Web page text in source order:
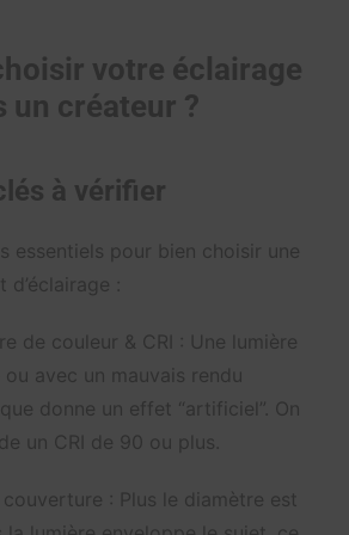
votre éclairage
un créateur ?
à vérifier
essentiels pour bien choisir une
d’éclairage :
de couleur & CRI : Une lumière
avec un mauvais rendu
donne un effet “artificiel”. On
un CRI de 90 ou plus.
couverture : Plus le diamètre est